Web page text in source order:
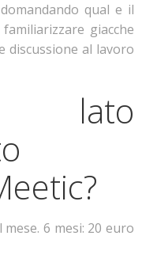
qual e il
giacche
al lavoro
lato
6 mesi: 20 euro